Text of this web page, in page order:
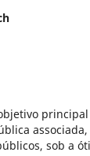
sob a